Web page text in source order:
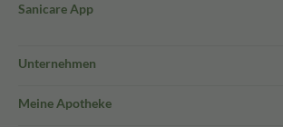
Sanicare App
Unternehmen
Meine Apotheke